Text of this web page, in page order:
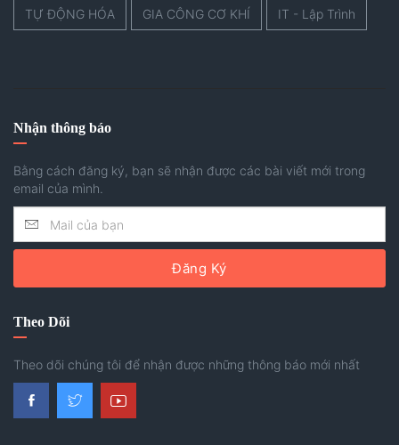
TỰ ĐỘNG HÓA GIA CÔNG CƠ KHÍ IT - Lập Trình
Nhận thông báo
Bằng cách đăng ký, bạn sẽ nhận được các bài viết mới trong
email của mình.
Đăng Ký
Theo Dõi
Theo dõi chúng tôi để nhận được những thông báo mới nhất